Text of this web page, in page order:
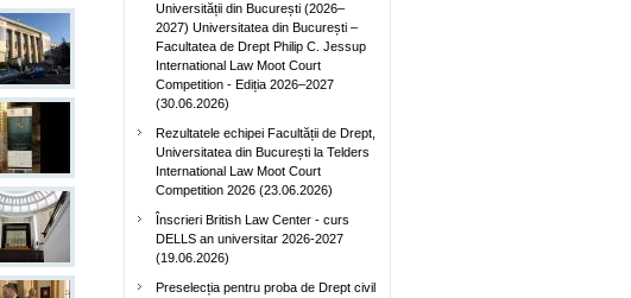
Universității din București (2026–
2027) Universitatea din București –
Facultatea de Drept Philip C. Jessup
International Law Moot Court
Competition - Ediția 2026–2027
(30.06.2026)
Rezultatele echipei Facultății de Drept,
Universitatea din București la Telders
International Law Moot Court
Competition 2026 (23.06.2026)
Înscrieri British Law Center - curs
DELLS an universitar 2026-2027
(19.06.2026)
Preselecția pentru proba de Drept civil